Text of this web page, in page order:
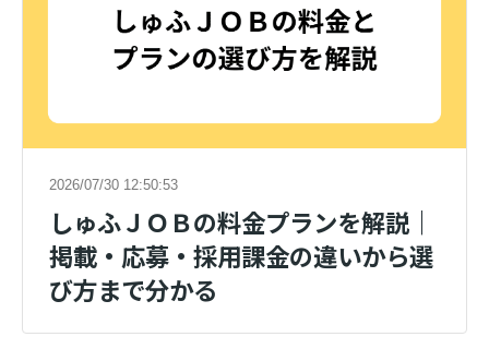
2026/07/30 12:50:53
しゅふＪＯＢの料金プランを解説｜
掲載・応募・採用課金の違いから選
び方まで分かる